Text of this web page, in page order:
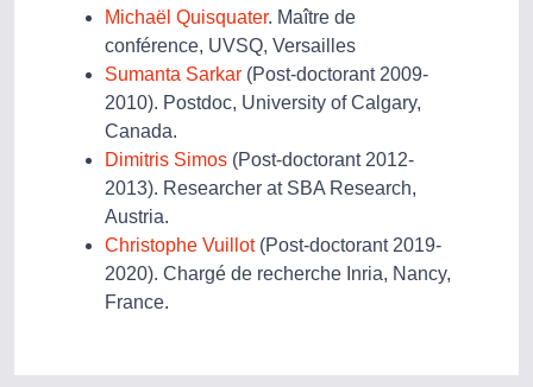
Michaël Quisquater. Maître de
conférence, UVSQ, Versailles
Sumanta Sarkar (Post-doctorant 2009-
2010). Postdoc, University of Calgary,
Canada.
Dimitris Simos (Post-doctorant 2012-
2013). Researcher at SBA Research,
Austria.
Christophe Vuillot(Post-doctorant 2019-
2020). Chargé de recherche Inria, Nancy,
France.